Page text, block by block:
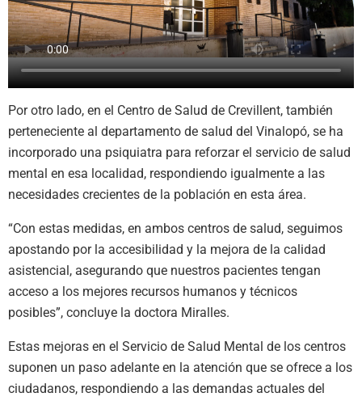
Por otro lado, en el Centro de Salud de Crevillent, también
perteneciente al departamento de salud del Vinalopó, se ha
incorporado una psiquiatra para reforzar el servicio de salud
mental en esa localidad, respondiendo igualmente a las
necesidades crecientes de la población en esta área.
“Con estas medidas, en ambos centros de salud, seguimos
apostando por la accesibilidad y la mejora de la calidad
asistencial, asegurando que nuestros pacientes tengan
acceso a los mejores recursos humanos y técnicos
posibles”, concluye la doctora Miralles.
Estas mejoras en el Servicio de Salud Mental de los centros
suponen un paso adelante en la atención que se ofrece a los
ciudadanos, respondiendo a las demandas actuales del